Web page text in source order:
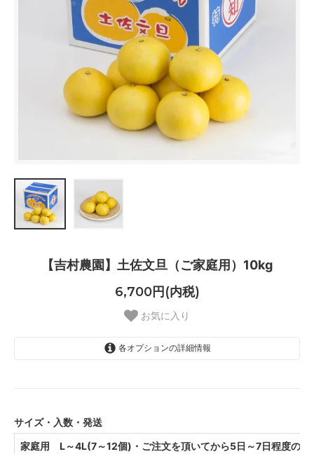
【吉村農園】土佐文旦（ご家庭用）10kg
6,700円(内税)
お気に入り
各オプションの詳細情報
サイズ・入数・発送
家庭用 L～4L(7～12個)・ご注文を頂いてから5日～7日程度の出